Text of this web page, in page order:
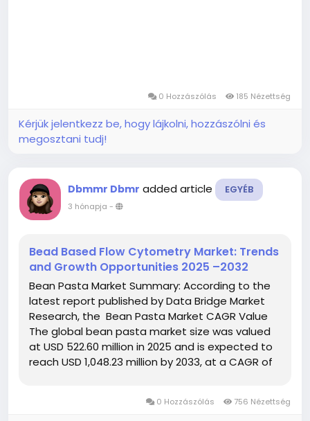
0 Hozzászólás 185 Nézettség
Kérjük jelentkezz be, hogy lájkolni, hozzászólni és
megosztani tudj!
Dbmmr Dbmr added article EGYÉB
3 hónapja -
Bead Based Flow Cytometry Market: Trends
and Growth Opportunities 2025 –2032
Bean Pasta Market Summary: According to the
latest report published by Data Bridge Market
Research, the Bean Pasta Market CAGR Value
The global bean pasta market size was valued
at USD 522.60 million in 2025 and is expected to
reach USD 1,048.23 million by 2033, at a CAGR of
0 Hozzászólás 756 Nézettség